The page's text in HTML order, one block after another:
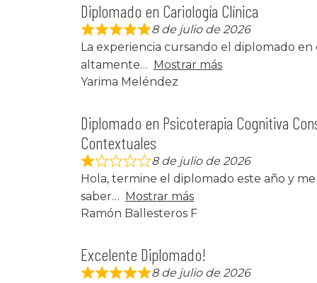
Diplomado en Cariología Clínica
8 de julio de 2026
La experiencia cursando el diplomado en
altamente
Mostrar más
Yarima Meléndez
Diplomado en Psicoterapia Cognitiva
Contextuales
8 de julio de 2026
Hola, termine el diplomado este año y
saber
Mostrar más
Ramón Ballesteros F
Excelente Diplomado!
8 de julio de 2026